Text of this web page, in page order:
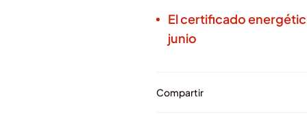
El certificado
junio
Compartir